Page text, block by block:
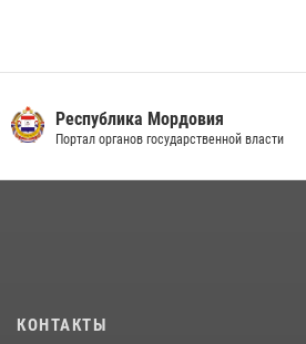
обеспечили безопасность на футбольных
регионального турнира до Суперкубка
содействии сотрудников Росгвардии
Республика Мордовия
Портал органов государственной власти
КОНТАКТЫ